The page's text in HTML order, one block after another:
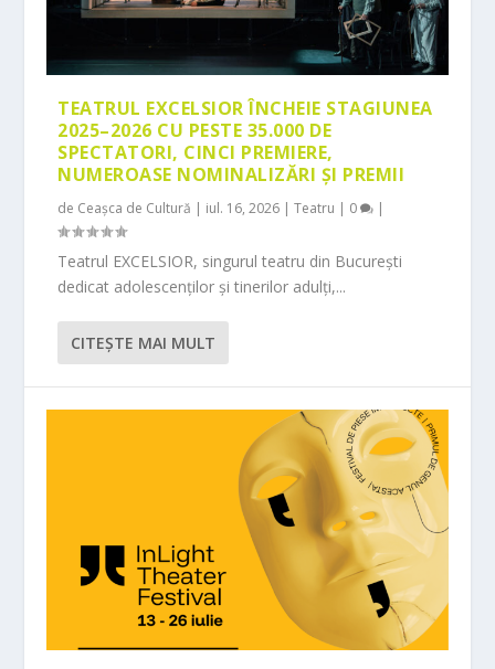
TEATRUL EXCELSIOR ÎNCHEIE STAGIUNEA
2025–2026 CU PESTE 35.000 DE
SPECTATORI, CINCI PREMIERE,
NUMEROASE NOMINALIZĂRI ȘI PREMII
de Ceașca de Cultură | iul. 16, 2026 |Teatru | 0 |
Teatrul EXCELSIOR, singurul teatru din București
dedicat adolescenților și tinerilor adulți,...
CITEŞTE MAI MULT